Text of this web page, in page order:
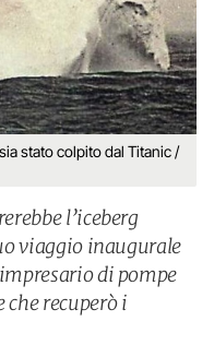
stato colpito dal Titanic /
l’iceberg
viaggio inaugurale
di pompe
che recuperò i